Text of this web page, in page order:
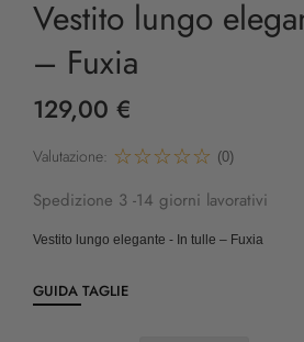
Vestito lungo
– Fuxia
129,00 €
Valutazione: (0)
Spedizione 3 -14 giorni lavorativi
Vestito lungo elegante - In tulle – Fuxia
GUIDA TAGLIE